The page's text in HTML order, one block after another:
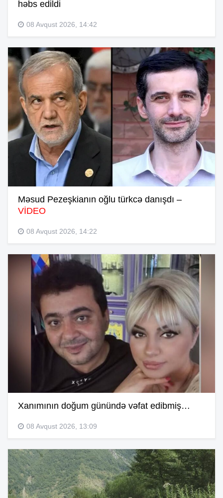
həbs edildi
08 Avqust 2026, 14:42
Məsud Pezeşkianın oğlu türkcə danışdı –
VİDEO
08 Avqust 2026, 14:22
Xanımının doğum günündə vəfat edibmiş…
08 Avqust 2026, 13:09